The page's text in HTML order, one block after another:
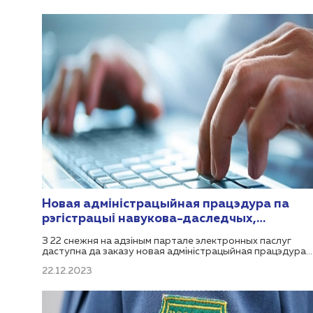
паслуг Рэспублікі Беларусь (Рэестры).
Новая адміністрацыйная працэдура па
рэгістрацыі навукова-даследчых,
тэхналагічных работ даступная на АПЭП
З 22 снежня на адзіным партале электронных паслуг
даступна да заказу новая адміністрацыйная працэдура
Беларусь 548.20.1-1.1 «Дзяржаўная рэгістрацыя
доследна-тэхналагічных работ».
22.12.2023